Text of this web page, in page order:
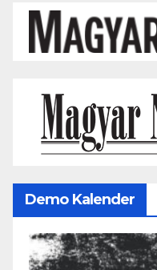
Demo Kalender